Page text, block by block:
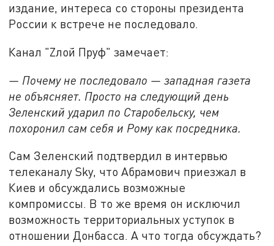
издание, интереса со стороны президента
России к встрече не последовало.
Канал "Zлой Пруф" замечает:
— Почему не последовало — западная газета
не объясняет. Просто на следующий день
Зеленский ударил по Старобельску, чем
похоронил сам себя и Рому как посредника.
Сам Зеленский подтвердил в интервью
телеканалу Sky, что Абрамович приезжал в
Киев и обсуждались возможные
компромиссы. В то же время он исключил
возможность территориальных уступок в
отношении Донбасса. А что тогда обсуждать?